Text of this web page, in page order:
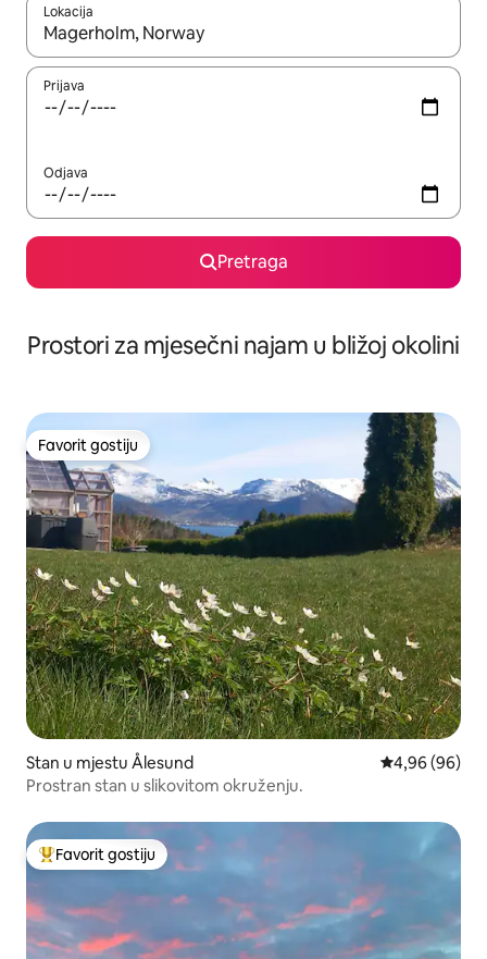
Lokacija
Kad su rezultati dostupni, možete da se krećete kroz njih
Prijava
Odjava
Pretraga
Prostori za mjesečni najam u bližoj okolini
Favorit gostiju
Favorit gostiju
Stan u mjestu Ålesund prosječna
4,96 (96)
Prostran stan u slikovitom okruženju.
Glavni favorit gostiju
Favorit gostiju